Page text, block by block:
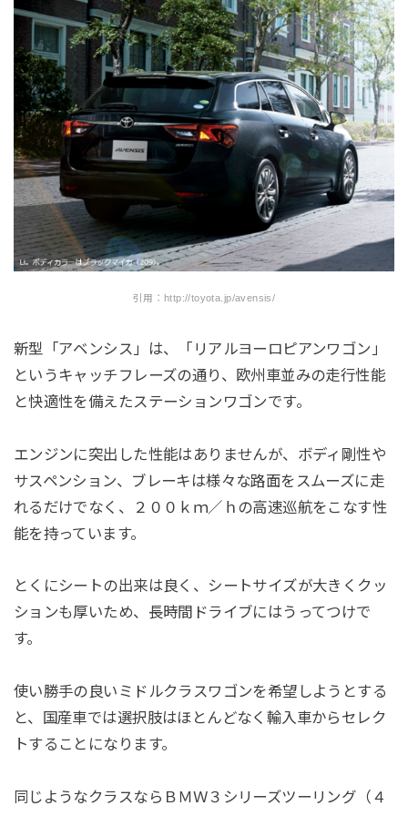
引用：http://toyota.jp/avensis/
新型「アベンシス」は、「リアルヨーロピアンワゴン」
というキャッチフレーズの通り、欧州車並みの走行性能
と快適性を備えたステーションワゴンです。
エンジンに突出した性能はありませんが、ボディ剛性や
サスペンション、ブレーキは様々な路面をスムーズに走
れるだけでなく、２００ｋｍ／ｈの高速巡航をこなす性
能を持っています。
とくにシートの出来は良く、シートサイズが大きくクッ
ションも厚いため、長時間ドライブにはうってつけで
す。
使い勝手の良いミドルクラスワゴンを希望しようとする
と、国産車では選択肢はほとんどなく輸入車からセレク
トすることになります。
同じようなクラスならＢＭＷ３シリーズツーリング（４